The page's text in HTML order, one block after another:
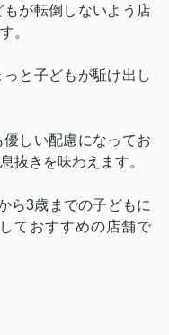
が転倒しないよう店
。
と子どもが駈け出し
しい配慮になってお
抜きを味わえます。
ら3歳までの子どもに
ておすすめの店舗で